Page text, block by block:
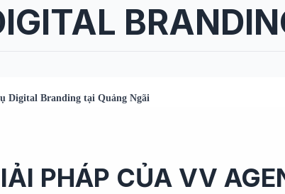
Digital Branding tại Quảng Ngãi
PHÁP CỦA VV